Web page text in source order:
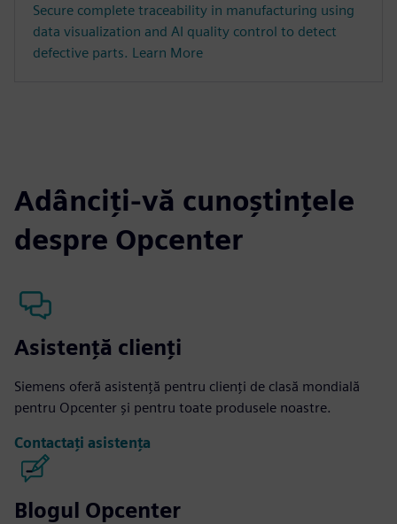
Secure complete traceability in manufacturing using
data visualization and AI quality control to detect
defective parts. Learn More
Adânciți-vă cunoștințele
despre Opcenter
Asistenţă clienţi
Siemens oferă asistență pentru clienți de clasă mondială
pentru Opcenter și pentru toate produsele noastre.
Contactați asistența
Blogul Opcenter